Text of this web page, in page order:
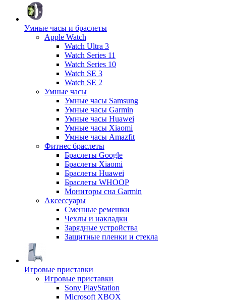
Умные часы и браслеты
Apple Watch
Watch Ultra 3
Watch Series 11
Watch Series 10
Watch SE 3
Watch SE 2
Умные часы
Умные часы Samsung
Умные часы Garmin
Умные часы Huawei
Умные часы Xiaomi
Умные часы Amazfit
Фитнес браслеты
Браслеты Google
Браслеты Xiaomi
Браслеты Huawei
Браслеты WHOOP
Мониторы сна Garmin
Аксессуары
Сменные ремешки
Чехлы и накладки
Зарядные устройства
Защитные пленки и стекла
Игровые приставки
Игровые приставки
Sony PlayStation
Microsoft XBOX